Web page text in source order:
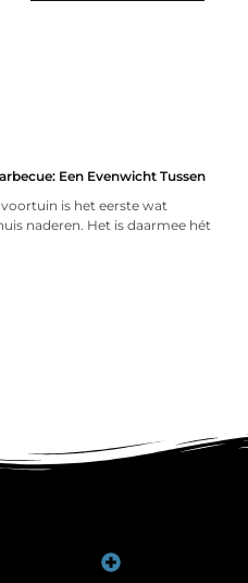
Een Evenwicht Tussen
is het eerste wat
naderen. Het is daarmee hét